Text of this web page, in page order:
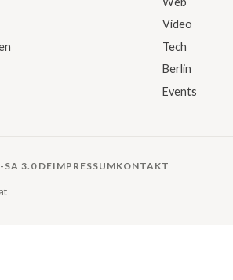
Video
Tech
Berlin
Events
SA 3.0 DEIMPRESSUMKONTAKT